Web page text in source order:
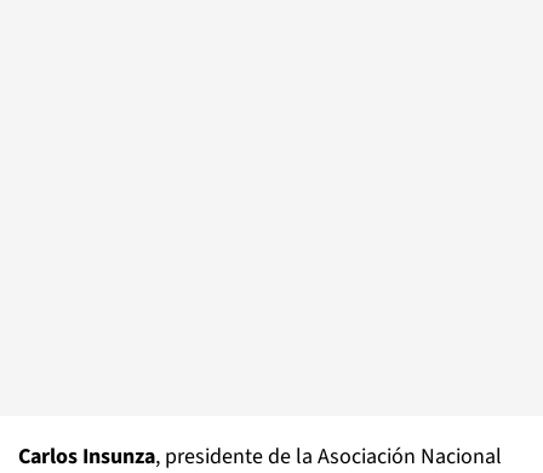
Carlos Insunza, presidente de la Asociación Nacional